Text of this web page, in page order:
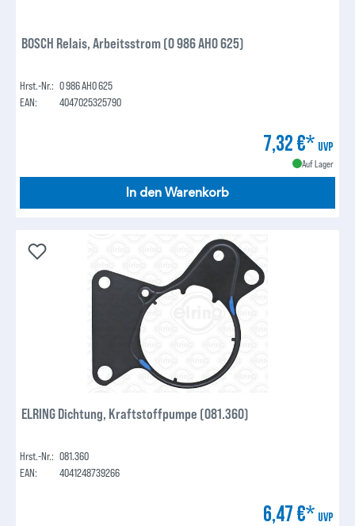
BOSCH Relais, Arbeitsstrom (0 986 AH0 625)
Hrst.-Nr.: 0 986 AH0 625
EAN:
4047025325790
7,32 €* UVP
Auf Lager
In den Warenkorb
ELRING Dichtung, Kraftstoffpumpe (081.360)
Hrst.-Nr.: 081.360
EAN:
4041248739266
6,47 €* UVP